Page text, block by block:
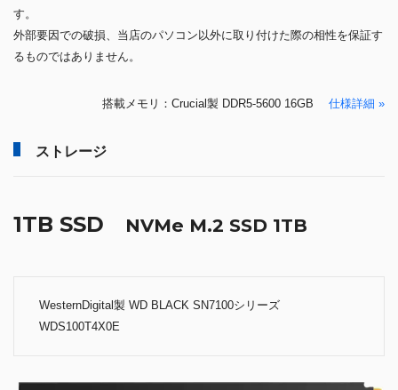
す。
外部要因での破損、当店のパソコン以外に取り付けた際の相性を保証す
るものではありません。
搭載メモリ：Crucial製 DDR5-5600 16GB 仕様詳細 »
ストレージ
1TB SSD NVMe M.2 SSD 1TB
WesternDigital製 WD BLACK SN7100シリーズ
WDS100T4X0E